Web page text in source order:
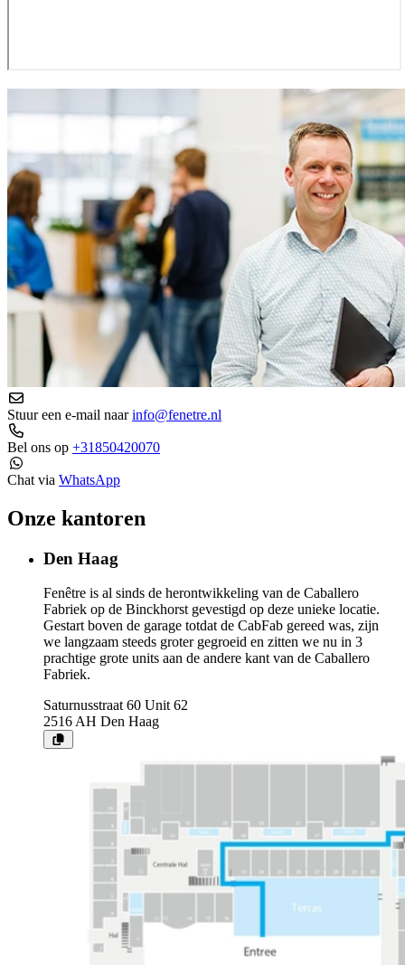
Stuur een e-mail naarinfo@fenetre.nl
Bel ons op +31850420070
Chat via WhatsApp
Onze kantoren
Den Haag
Fenêtre is al sinds de herontwikkeling van de Caballero
Fabriek op de Binckhorst gevestigd op deze unieke locatie.
Gestart boven de garage totdat de CabFab gereed was, zijn
we langzaam steeds groter gegroeid en zitten we nu in 3
prachtige grote units aan de andere kant van de Caballero
Fabriek.
Saturnusstraat 60 Unit 62
2516 AH Den Haag